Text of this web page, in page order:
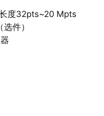
度32pts~20 Mpts
件）